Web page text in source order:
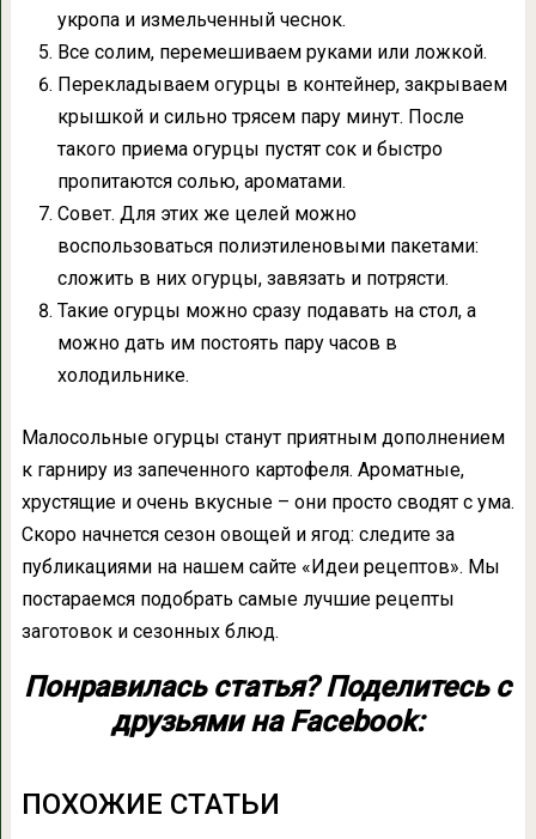
укропа и измельченный чеснок.
Все солим, перемешиваем руками или ложкой.
Перекладываем огурцы в контейнер, закрываем
крышкой и сильно трясем пару минут. После
такого приема огурцы пустят сок и быстро
пропитаются солью, ароматами.
Совет. Для этих же целей можно
воспользоваться полиэтиленовыми пакетами:
сложить в них огурцы, завязать и потрясти.
Такие огурцы можно сразу подавать на стол, а
можно дать им постоять пару часов в
холодильнике.
Малосольные огурцы станут приятным дополнением
к гарниру из запеченного картофеля. Ароматные,
хрустящие и очень вкусные – они просто сводят с ума.
Скоро начнется сезон овощей и ягод: следите за
публикациями на нашем сайте «Идеи рецептов». Мы
постараемся подобрать самые лучшие рецепты
заготовок и сезонных блюд.
Понравилась статья? Поделитесь с
друзьями на Facebook:
ПОХОЖИЕ СТАТЬИ